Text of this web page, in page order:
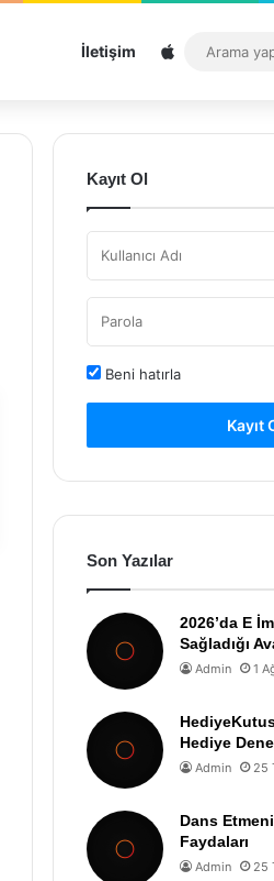
İletişim Sitemap
Kayıt Ol
Beni hatırla
Kayıt
Son Yazılar
2026’da E
Sağladığı
Admin 1
Hediye
Admin 25
Dans
Faydaları
Admin 25